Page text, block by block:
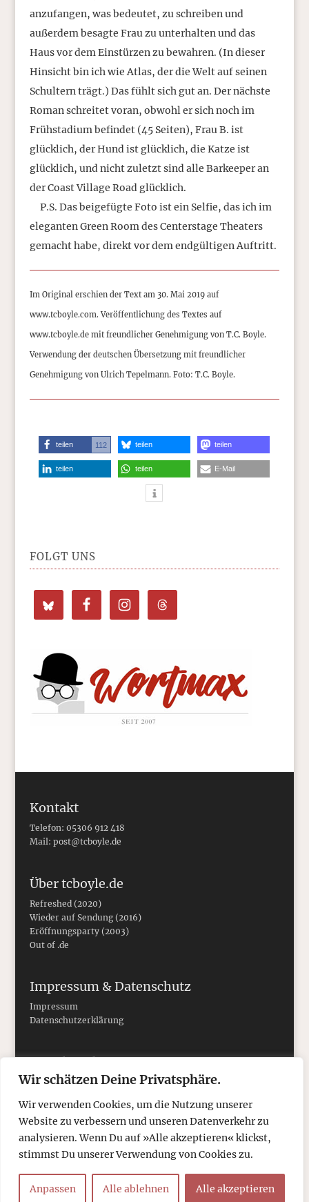
Wir schätzen Deine Privatsphäre.
Wir verwenden Cookies, um die Nutzung unserer
Website zu verbessern und unseren Datenverkehr zu
analysieren. Wenn Du auf »Alle akzeptieren« klickst,
stimmst Du unserer Verwendung von Cookies zu.
Anpassen Alle ablehnen Alle akzeptieren
anzufangen, was bedeutet, zu schreiben und
außerdem besagte Frau zu unterhalten und das
Haus vor dem Einstürzen zu bewahren. (In dieser
Hinsicht bin ich wie Atlas, der die Welt auf seinen
Schultern trägt.) Das fühlt sich gut an. Der nächste
Roman schreitet voran, obwohl er sich noch im
Frühstadium befindet (45 Seiten), Frau B. ist
glücklich, der Hund ist glücklich, die Katze ist
glücklich, und nicht zuletzt sind alle Barkeeper an
der Coast Village Road glücklich.
P.S. Das beigefügte Foto ist ein Selfie, das ich im
eleganten Green Room des Centerstage Theaters
gemacht habe, direkt vor dem endgültigen Auftritt.
Im Original erschien der Text am 30. Mai 2019 auf
www.tcboyle.com. Veröffentlichung des Textes auf
www.tcboyle.de mit freundlicher Genehmigung von T.C. Boyle.
Verwendung der deutschen Übersetzung mit freundlicher
Genehmigung von Ulrich Tepelmann. Foto: T.C. Boyle.
teilen 112 teilen teilen
teilen teilen E-Mail
FOLGT UNS
Kontakt
Telefon: 05306 912 418
Mail: post@tcboyle.de
Über tcboyle.de
Refreshed (2020)
Wieder auf Sendung (2016)
Eröffnungsparty (2003)
Out of .de
Impressum & Datenschutz
Impressum
Datenschutzerklärung
Social Media